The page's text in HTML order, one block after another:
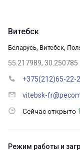
Витебск
Беларусь, Витебск,
55.217989, 30.250785
+375(212)65-22-
vitebsk-
Сейчас открыто
Режим работы и